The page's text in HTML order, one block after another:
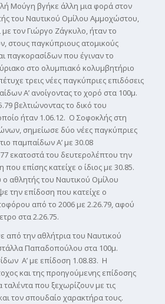
Μούγη βγήκε άλλη μια φορά στον
του Ναυτικού Ομίλου Αμμοχώστου,
τον Γιώργο Ζάγκυλο, ήταν το
παγκύπριους ατομικούς
παγκορασίδων που έγιναν το
στο ολυμπιακό κολυμβητήριο
τρεις νέες παγκύπριες επιδόσεις
Α’ ανοίγοντας το χορό στα 100μ.
βελτιώνοντας το δικό του
ήταν 1.06.12. Ο Σοφοκλής στη
σημείωσε δύο νέες παγκύπριες
παμπαίδων Α’ με 30.08
εκατοστά του δευτερολέπτου την
επίσης κατείχε ο ίδιος με 30.85.
ο αθλητής του Ναυτικού Ομίλου
την επίδοση που κατείχε ο
από το 2006 με 2.26.79, αφού
στα 2.26.75.
από την αθλήτρια του Ναυτικού
Παπαδοπούλου στα 100μ.
Α’ με επίδοση 1.08.83. Η
και της προηγούμενης επίδοσης
που ξεχωρίζουν με τις
τον σπουδαίο χαρακτήρα τους.